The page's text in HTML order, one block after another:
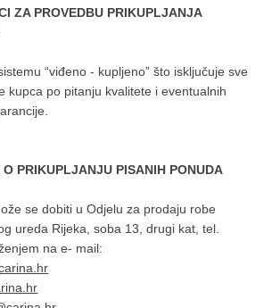
ZA PROVEDBU PRIKUPLJANJA
“viđeno - kupljeno” što isključuje sve
kupca po pitanju kvalitete i eventualnih
PRIKUPLJANJU PISANIH PONUDA
se dobiti u Odjelu za prodaju robe
ureda Rijeka, soba 13, drugi kat, tel.
na e- mail: